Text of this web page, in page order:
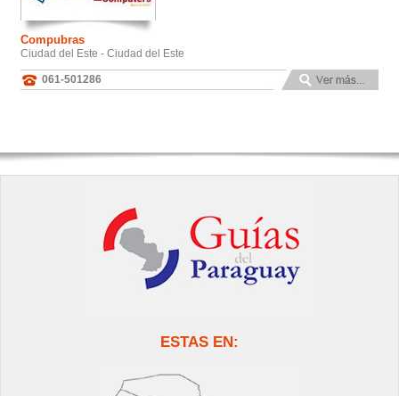
Compubras
Ciudad del Este - Ciudad del Este
061-501286
ESTAS EN: